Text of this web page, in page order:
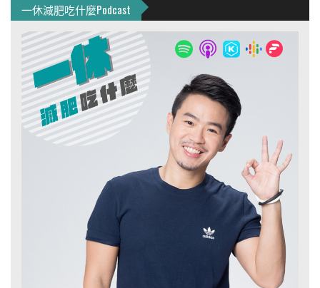
一休減肥吃什麼Podcast